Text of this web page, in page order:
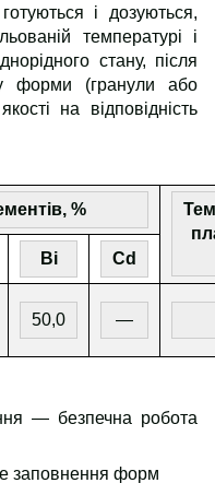
і дозуються,
температурі і
стану, після
форми (гранули або
на відповідність
%
Bi Cd
50,0 —
— безпечна робота
заповнення форм